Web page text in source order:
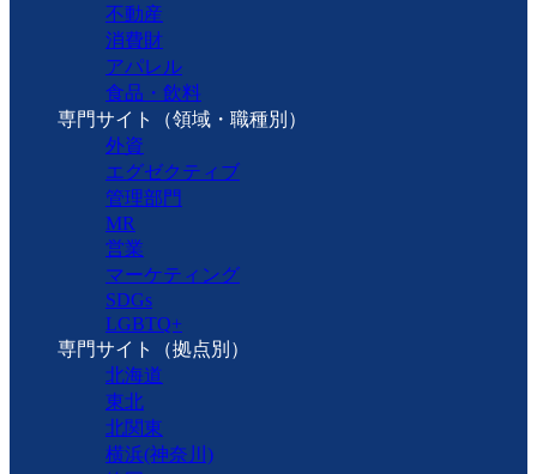
不動産
消費財
アパレル
食品・飲料
専門サイト（領域・職種別）
外資
エグゼクティブ
管理部門
MR
営業
マーケティング
SDGs
LGBTQ+
専門サイト（拠点別）
北海道
東北
北関東
横浜(神奈川)